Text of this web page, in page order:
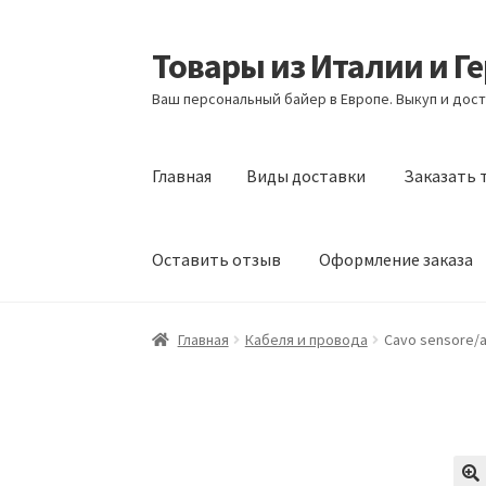
Перейти
к
навигации
Перейти
к
содержимому
Товары из Италии и
Ваш персональный байер в Европе. Выкуп и
Главная Виды доставки Заказать
Оставить отзыв Оформление заказа
Главная Виды доставки Заказать товары
Главная Кабеля и провода Cavo sensore/